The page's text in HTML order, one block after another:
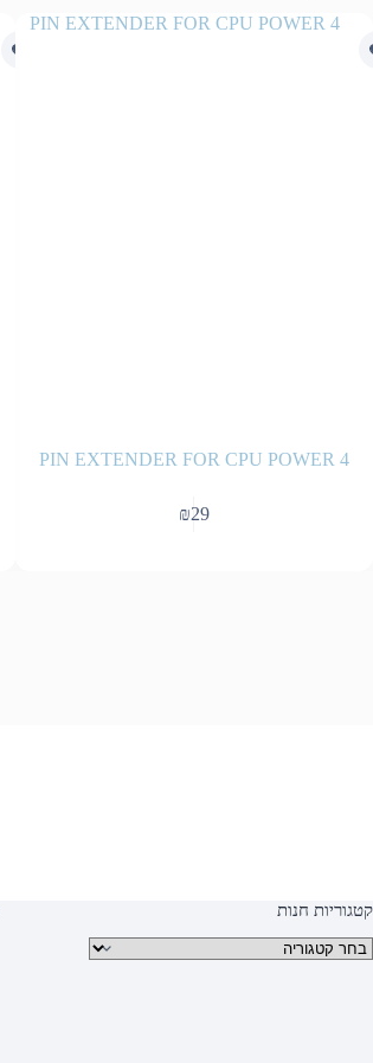
4 PIN EXTENDER FOR CPU POWER
₪29
קטגוריות חנות
קטגוריות מוצרים